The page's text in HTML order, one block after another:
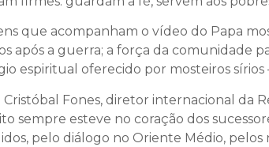
que acompanham o vídeo do Papa
após a guerra; a força da comunidade
espiritual oferecido por mosteiros sírios
Cristóbal Fones, diretor internacional da
sempre esteve no coração dos
pelo diálogo no Oriente Médio,